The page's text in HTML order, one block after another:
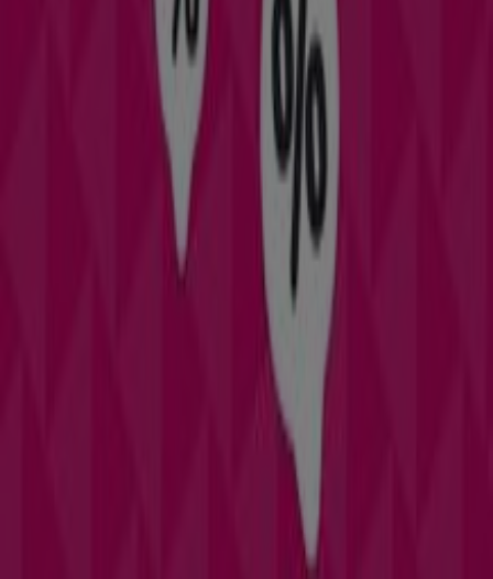
y aprovechar grandes descuentos en productos de
Perfumerías y Belleza para tus compras en
No pierdas la oportunidad de visitar la tienda de
Praza da Constitución, 2
de una experiencia de compra completa. Te invitamos a
explorar las promociones que tenemos para ti este
y mantenerte informado de las mejores ofertas
Muchas Perfumerías Redondela
empieza a ahorrar hoy mismo!
Más información de Muchas Perfumerías
tiendas de Muchas Perfumerías en Redondela